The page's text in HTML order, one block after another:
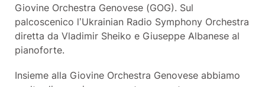
Giovine Orchestra Genovese (GOG). Sul
palcoscenico l’Ukrainian Radio Symphony Orchestra
diretta da Vladimir Sheiko e Giuseppe Albanese al
pianoforte.
Insieme alla Giovine Orchestra Genovese abbiamo